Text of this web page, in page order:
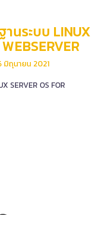
นระบบ LINUX
มิถุนายน 2021
SERVER OS FOR